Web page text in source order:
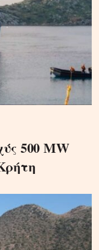
500 MW